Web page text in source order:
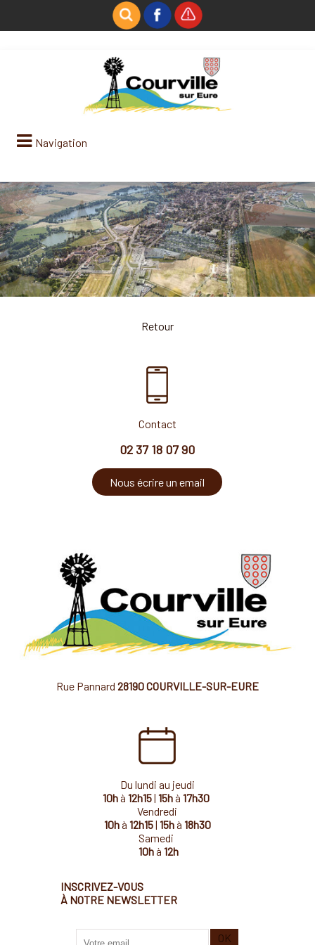
Navigation
Retour
Contact
02 37 18 07 90
Nous écrire un email
Rue Pannard 28190 COURVILLE-SUR-EURE
Du lundi au jeudi
10hà 12h15| 15hà 17h30
Vendredi
10hà 12h15| 15hà 18h30
Samedi
10hà 12h
INSCRIVEZ-VOUS
À NOTRE NEWSLETTER
OK